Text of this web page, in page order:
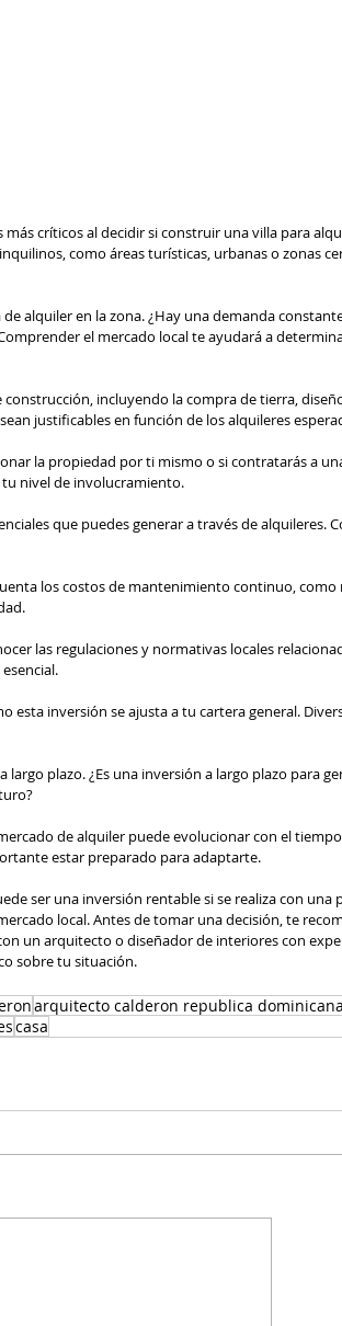
críticos al decidir si construir una villa para
como áreas turísticas, urbanas o zonas
alquiler en la zona. ¿Hay una demanda
el mercado local te ayudará a
construcción, incluyendo la compra de tierra,
justificables en función de los alquileres
la propiedad por ti mismo o si contratarás a
nivel de involucramiento.
que puedes generar a través de alquileres.
los costos de mantenimiento continuo, como
las regulaciones y normativas locales
esta inversión se ajusta a tu cartera general.
plazo. ¿Es una inversión a largo plazo para
de alquiler puede evolucionar con el
estar preparado para adaptarte.
ser una inversión rentable si se realiza con una
local. Antes de tomar una decisión, te
un arquitecto o diseñador de interiores con
sobre tu situación.
arquitecto calderon republica dominicana
casa